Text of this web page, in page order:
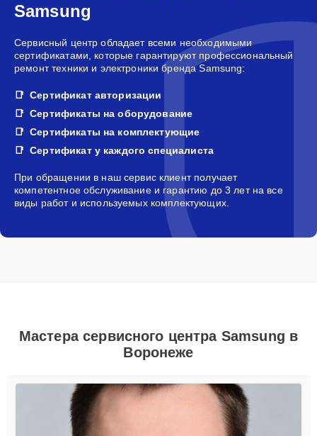
Samsung
Сервисный центр обладает всеми необходимыми
сертификатами, которые гарантируют профессиональный
ремонт техники и электроники бренда Samsung:
Сертификат авторизации
Сертификаты на оборудование
Сертификаты на комплектующие
Сертификат у каждого специалиста
При обращении в наш сервис клиент получает
компетентное обслуживание и гарантию до 3 лет на все
виды работ и используемых комплектующих.
Мастера сервисного центра Samsung в
Воронеже